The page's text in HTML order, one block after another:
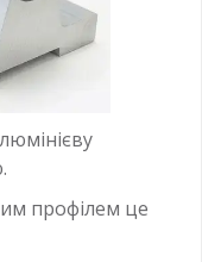
профілем це